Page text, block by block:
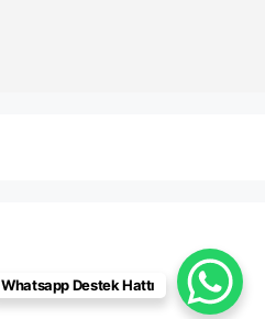
Whatsapp Destek Hattı